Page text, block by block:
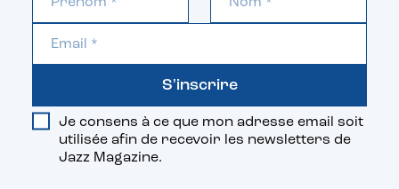
Je consens à ce que mon adresse email soit
utilisée afin de recevoir les newsletters de
Jazz Magazine.
S'inscrire